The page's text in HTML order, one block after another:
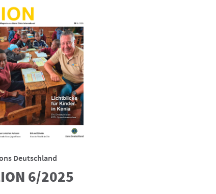
Deutschland
6/2025